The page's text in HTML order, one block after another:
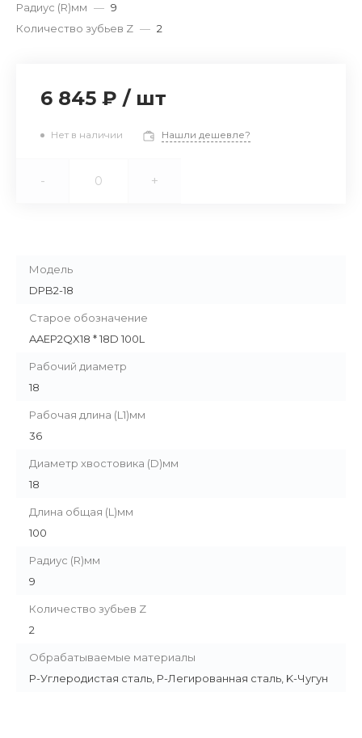
Радиус (R)мм — 9
Количество зубьев Z — 2
6 845 ₽ / шт
Нет в наличии Нашли дешевле?
- +
Модель
DPB2-18
Старое обозначение
AAEP2QX18 * 18D 100L
Рабочий диаметр
18
Рабочая длина (L1)мм
36
Диаметр хвостовика (D)мм
18
Длина общая (L)мм
100
Радиус (R)мм
9
Количество зубьев Z
2
Обрабатываемые материалы
P-Углеродистая сталь, P-Легированная сталь, K-Чугун